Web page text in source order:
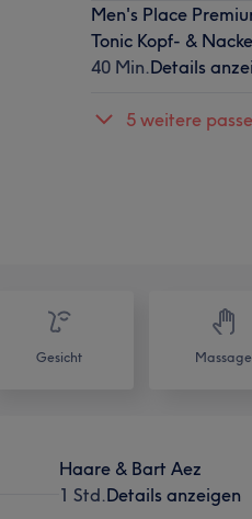
Men's Place
Tonic Kopf- &
40 Min.Details
5 weitere
Gesicht Massage
Haare & Bart Aez
1 Std.Details anzeigen